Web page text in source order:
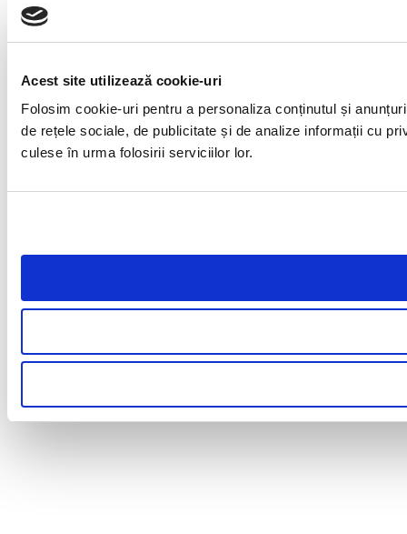
Acest site utilizează cookie-uri
Folosim cookie-uri pentru a personaliza conținutul și
de rețele sociale, de publicitate și de analize informații cu
culese în urma folosirii serviciilor lor.